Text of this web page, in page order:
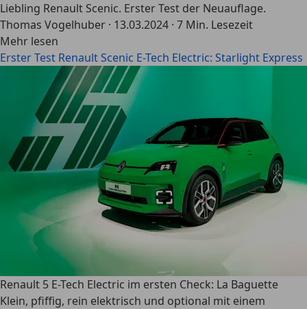
Liebling Renault Scenic. Erster Test der Neuauflage.
Thomas Vogelhuber · 13.03.2024 · 7 Min. Lesezeit
Mehr lesen
Erster Test Renault Scenic E-Tech Electric: Starlight Express
Renault 5 E-Tech Electric im ersten Check: La Baguette
Klein, pfiffig, rein elektrisch und optional mit einem